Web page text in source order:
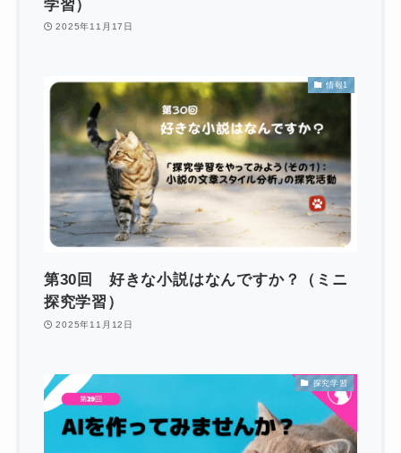
学習）
2025年11月17日
情報1
第30回 好きな小説はなんですか？（ミニ
探究学習）
2025年11月12日
探究学習